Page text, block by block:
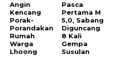
Angin
Kencang
Porak-
Porandakan
Rumah
Warga
Lhoong
Pasca
Pertama M
5,0, Sabang
Diguncang
8 Kali
Gempa
Susulan